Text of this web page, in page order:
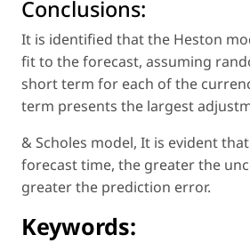
Conclusions:
It is identified that the Heston
fit to the forecast, assuming
short term for each of the
term presents the largest
& Scholes model, It is evident
forecast time, the greater the
greater the prediction error.
Keywords: